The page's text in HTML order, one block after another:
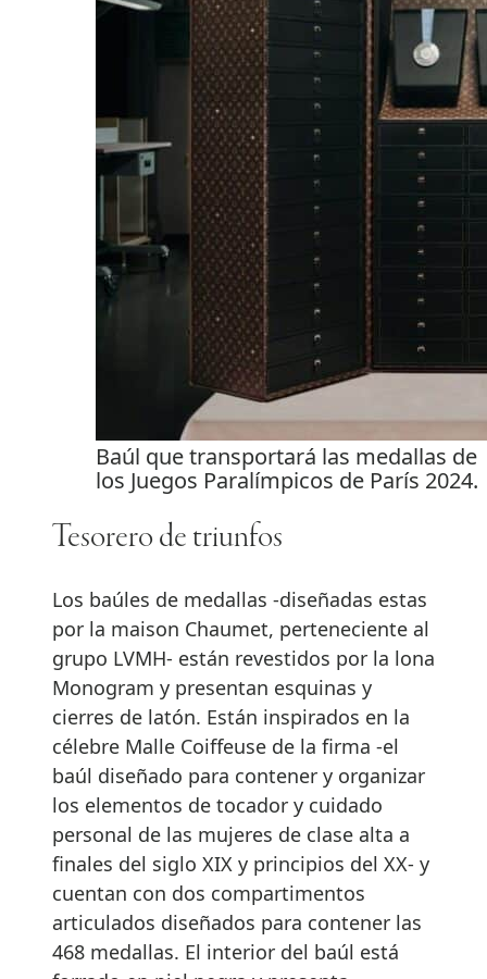
Baúl que transportará las medallas de
los Juegos Paralímpicos de París 2024.
Tesorero de triunfos
Los baúles de medallas -diseñadas estas
por la maison Chaumet, perteneciente al
grupo LVMH- están revestidos por la lona
Monogram y presentan esquinas y
cierres de latón. Están inspirados en la
célebre Malle Coiffeuse de la firma -el
baúl diseñado para contener y organizar
los elementos de tocador y cuidado
personal de las mujeres de clase alta a
finales del siglo XIX y principios del XX- y
cuentan con dos compartimentos
articulados diseñados para contener las
468 medallas. El interior del baúl está